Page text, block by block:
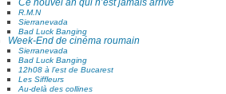
Ce nouvel an qui n’est jamais arrivé
R.M.N
Sierranevada
Bad Luck Banging
Week-End de cinéma roumain
Sierranevada
Bad Luck Banging
12h08 à l’est de Bucarest
Les Siffleurs
Au-delà des collines